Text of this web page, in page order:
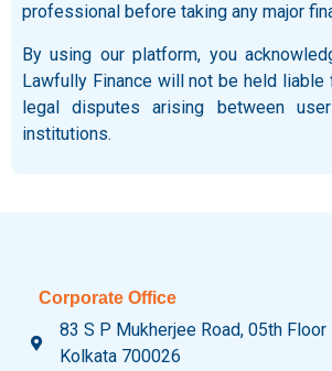
professional before taking any major
By using our platform, you
Lawfully Finance will not be held liable
legal disputes arising between
institutions.
Corporate Office
83 S P Mukherjee Road, 05th
Kolkata 700026